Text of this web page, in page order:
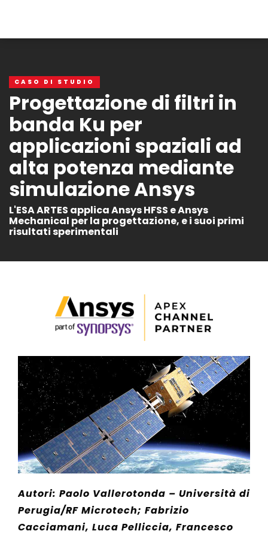
CASO DI STUDIO
Progettazione di filtri in
banda Ku per
applicazioni spaziali ad
alta potenza mediante
simulazione Ansys
L'ESA ARTES applica Ansys HFSS e Ansys
Mechanical per la progettazione, e i suoi primi
risultati sperimentali
Autori: Paolo Vallerotonda – Università di
Perugia/RF Microtech; Fabrizio
Cacciamani, Luca Pelliccia, Francesco